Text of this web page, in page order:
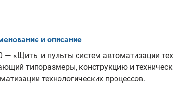
и описание
— «Щиты и пульты систем автоматизации
типоразмеры, конструкцию и
технологических процессов.